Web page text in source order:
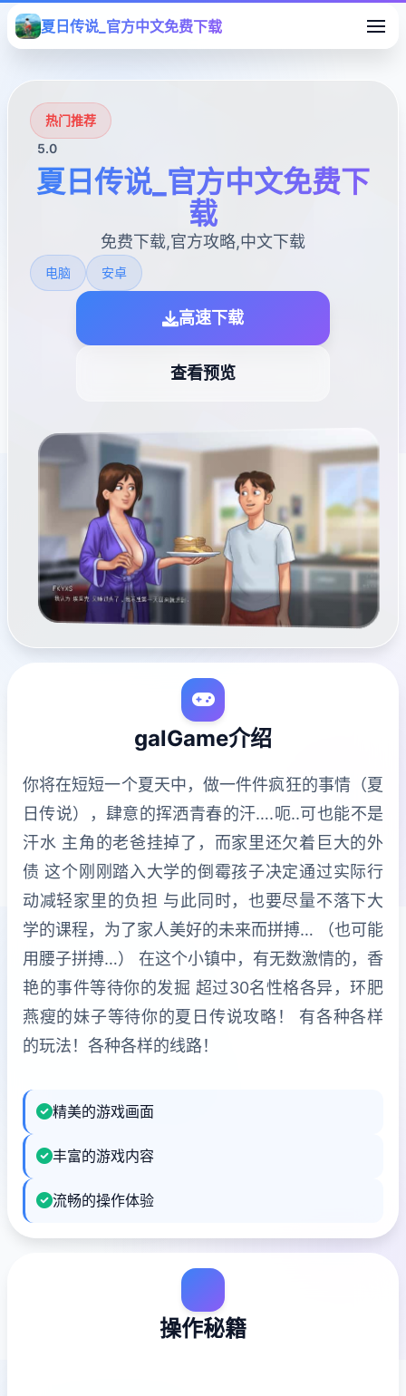
夏日传说_官方中文免费下载
热门推荐
5.0
夏日传说_官方中文免费下
载
免费下载,官方攻略,中文下载
电脑 安卓
高速下载
查看预览
galGame介绍
你将在短短一个夏天中，做一件件疯狂的事情（夏
日传说），肆意的挥洒青春的汗….呃..可也能不是
汗水 主角的老爸挂掉了，而家里还欠着巨大的外
债 这个刚刚踏入大学的倒霉孩子决定通过实际行
动减轻家里的负担 与此同时，也要尽量不落下大
学的课程，为了家人美好的未来而拼搏… （也可能
用腰子拼搏…） 在这个小镇中，有无数激情的，香
艳的事件等待你的发掘 超过30名性格各异，环肥
燕瘦的妹子等待你的夏日传说攻略！ 有各种各样
的玩法！各种各样的线路！
精美的游戏画面
丰富的游戏内容
流畅的操作体验
操作秘籍